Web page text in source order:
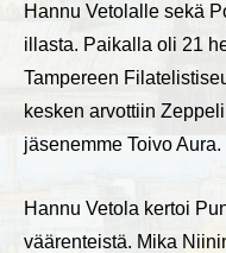
Hannu Vetolalle sekä
illasta. Paikalla oli 21
Tampereen
kesken arvottiin
jäsenemme Toivo
Hannu Vetola kertoi
väärenteistä. Mika